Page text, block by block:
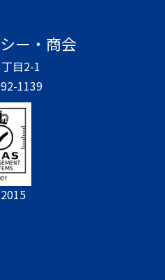
ー・商会
目2-1
1139